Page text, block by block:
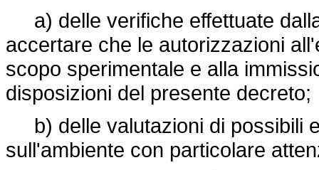
a) delle verifiche effettuate
accertare che le autorizzazioni
scopo sperimentale e alla
disposizioni del presente decreto;
b) delle valutazioni di possibili
sull'ambiente con particolare